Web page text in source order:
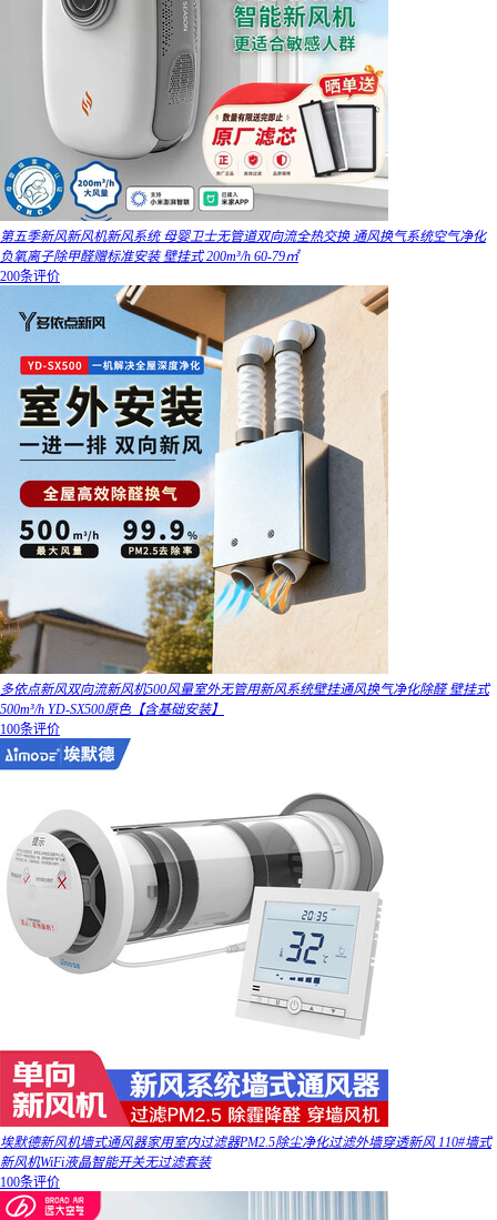
第五季新风新风机新风系统 母婴卫士无管道双向流全热交换 通风换气系统空气净化
负氧离子除甲醛赠标准安装 壁挂式 200m³/h 60-79㎡
200条评价
多依点新风双向流新风机500风量室外无管用新风系统壁挂通风换气净化除醛 壁挂式
500m³/h YD-SX500原色【含基础安装】
100条评价
埃默德新风机墙式通风器家用室内过滤器PM2.5除尘净化过滤外墙穿透新风 110#墙式
新风机WiFi液晶智能开关无过滤套装
100条评价